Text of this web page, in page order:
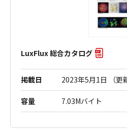
LuxFlux 総合カタログ
掲載日 2023年5月1日 （更
容量 7.03Mバイト